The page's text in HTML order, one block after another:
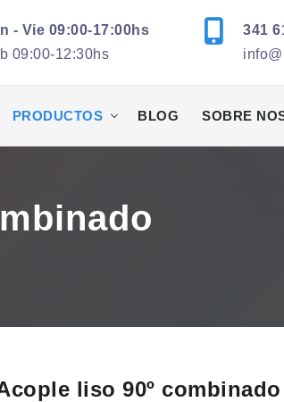
- Vie 09:00-17:00hs
09:00-12:30hs
341
PRODUCTOS BLOG SOBRE
liso 90º combinado